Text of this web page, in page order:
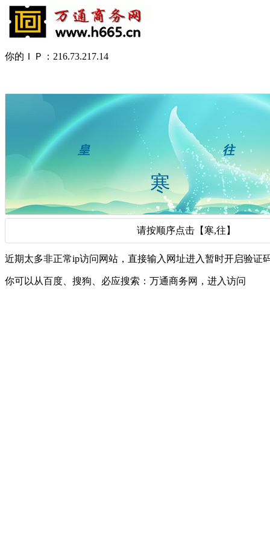
你的ＩＰ：216.73.217.14
请按顺序点击【寒,往】
近期太多非正常ip访问网站，直接输入网址进入暂时开启验证
你可以从百度、搜狗、必应搜索：万通商务网，进入访问